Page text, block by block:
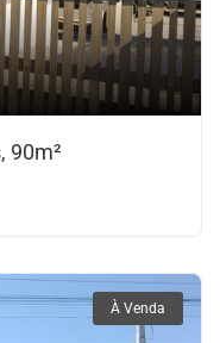
90m²
À Venda